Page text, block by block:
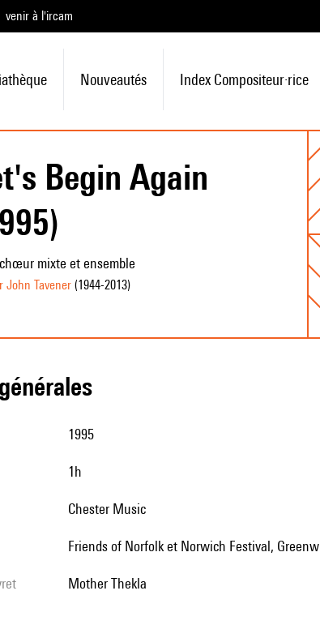
venir à l'ircam
Nouveautés Index Compositeur·rice
Begin Again
mixte et ensemble
John Tavener(1944-2013)
1995
1h
Chester Music
Friends of Norfolk et Norwich Festival,
Mother Thekla